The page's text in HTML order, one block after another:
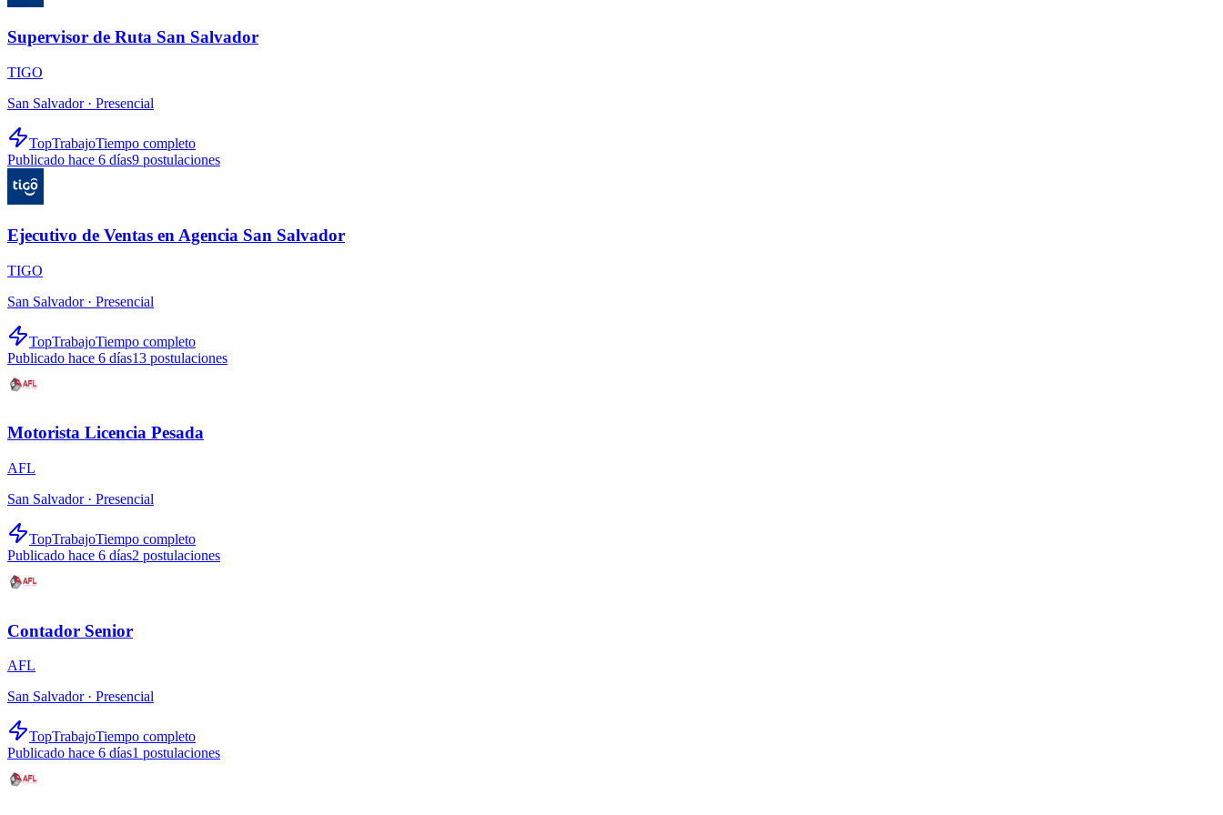
Supervisor de Ruta San Salvador
TIGO
San Salvador · Presencial
TopTrabajoTiempo completo
Publicado hace 6 días9 postulaciones
Ejecutivo de Ventas en Agencia San Salvador
TIGO
San Salvador · Presencial
TopTrabajoTiempo completo
Publicado hace 6 días13 postulaciones
Motorista Licencia Pesada
AFL
San Salvador · Presencial
TopTrabajoTiempo completo
Publicado hace 6 días2 postulaciones
Contador Senior
AFL
San Salvador · Presencial
TopTrabajoTiempo completo
Publicado hace 6 días1 postulaciones